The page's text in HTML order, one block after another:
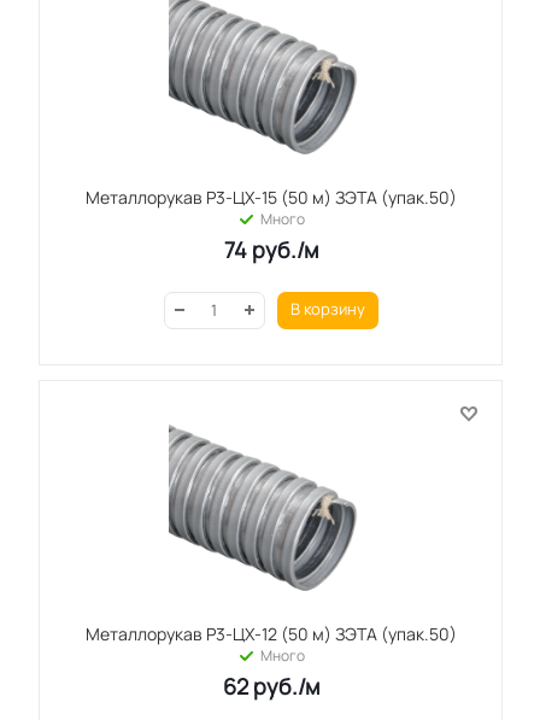
Металлорукав Р3-ЦХ-15 (50 м) ЗЭТА (упак.50)
Много
74руб./м
В корзину
Металлорукав Р3-ЦХ-12 (50 м) ЗЭТА (упак.50)
Много
62руб./м